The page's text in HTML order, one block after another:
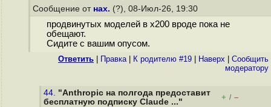
Сообщение от нах. (?), 08-Июл-26, 19:30
продвинутых моделей в x200 вроде пока не
обещают.
Сидите с вашим опусом.
Ответить Правка| К родителю #19 Наверх
Cообщить
модератору
44. "Anthropic на полгода предоставит
бесплатную подписку Claude ..."
+ / –